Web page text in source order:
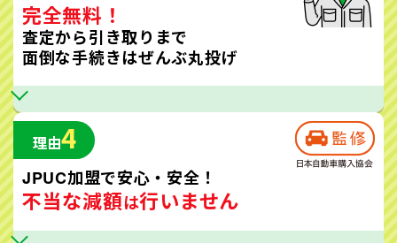
完全無料！
査定から引き取りまで
面倒な手続きはぜんぶ丸投げ
理由4
JPUC加盟で安心・安全！
不当な減額は行いません